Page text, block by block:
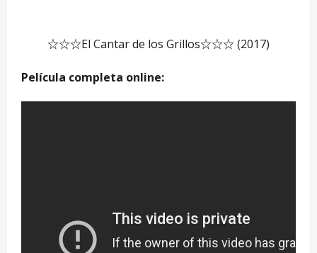
☆☆☆El Cantar de los Grillos☆☆☆ (2017)
Película completa online: